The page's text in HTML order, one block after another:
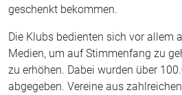
geschenkt bekommen.
Die Klubs bedienten sich vor allem
Medien, um auf Stimmenfang zu
zu erhöhen. Dabei wurden über
abgegeben. Vereine aus